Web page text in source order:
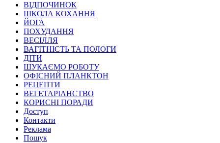
ВІДПОЧИНОК
ШКОЛА КОХАННЯ
ЙОГА
ПОХУДАННЯ
ВЕСІЛЛЯ
ВАГІТНІСТЬ ТА ПОЛОГИ
ДІТИ
ШУКАЄМО РОБОТУ
ОФІСНИЙ ПЛАНКТОН
РЕЦЕПТИ
ВЕГЕТАРІАНСТВО
КОРИСНІ ПОРАДИ
Доступ
Контакти
Реклама
Пошук